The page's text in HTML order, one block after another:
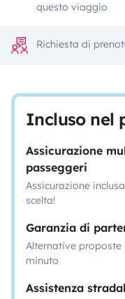
questo viaggio
Richiesta di
Incluso nel
Assicurazione
passeggeri
Assicurazione
scelta!
Garanzia di
Alternative
minuto
Assistenza